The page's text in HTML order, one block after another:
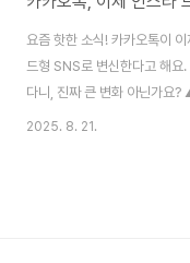
요즘 핫한 소식! 카카오톡이
드형 SNS로 변신한다고 해요
다니, 진짜 큰 변화 아닌가요
친구 목록 대신 피드지금은 친
이 친구 소식을 볼 수 있는 거
2025. 8. 21.